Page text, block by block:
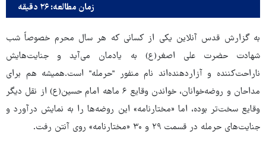
زمان مطالعه: ۲۶ دقیقه
به گزارش قدس آنلاین یکی از کسانی که هر سال محرم خصوصاً شب
شهادت حضرت علی اصغر(ع) به یادمان می‌آید و جنایت‌هایش
ناراحت‌کننده و آزاردهنده‌اند نام منفور "حرمله" است.همیشه هم برای
مداحان و روضه‌خوانان، خواندن وقایع ۶ ماهه امام حسین(ع) از نقل دیگر
وقایع سخت‌تر بوده، اما «مختارنامه» این روضه‌ها را به نمایش درآورد و
جنایت‌های حرمله در قسمت ۲۹ و ۳۰ «مختارنامه» روی آنتن رفت.